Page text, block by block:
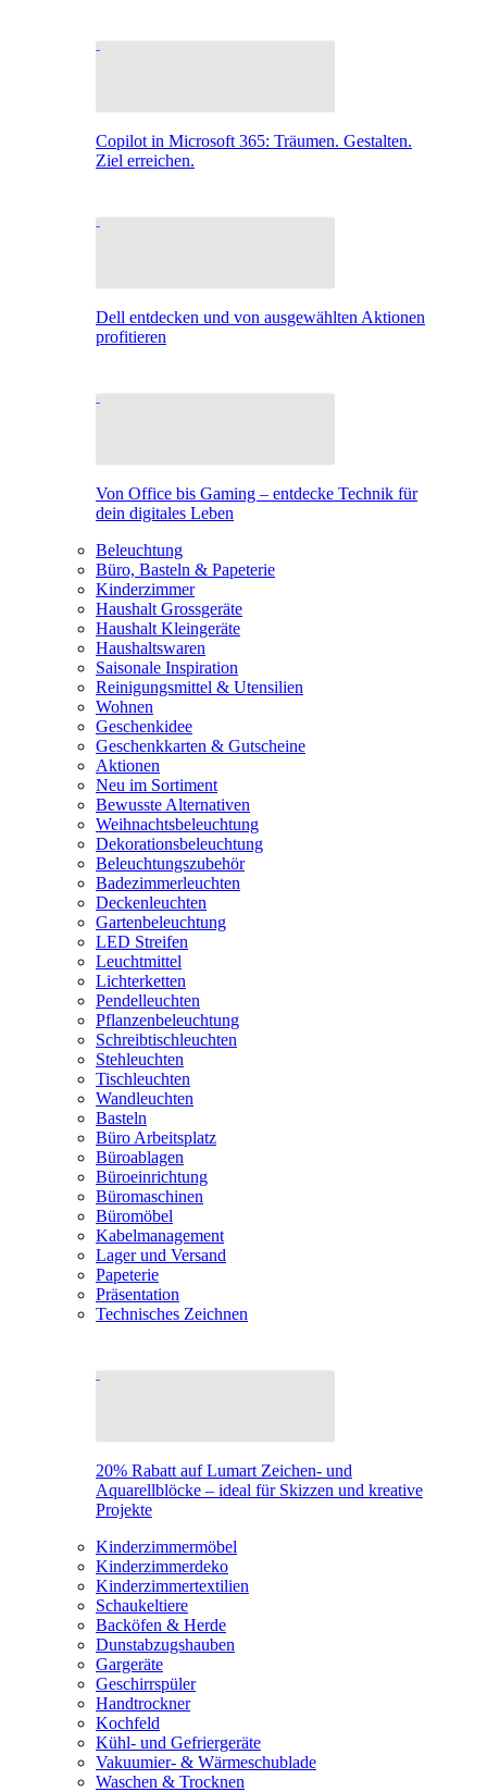
Copilot in Microsoft 365: Träumen. Gestalten.
Ziel erreichen.
Dell entdecken und von ausgewählten Aktionen
profitieren
Von Office bis Gaming – entdecke Technik für
dein digitales Leben
Beleuchtung
Büro, Basteln & Papeterie
Kinderzimmer
Haushalt Grossgeräte
Haushalt Kleingeräte
Haushaltswaren
Saisonale Inspiration
Reinigungsmittel & Utensilien
Wohnen
Geschenkidee
Geschenkkarten & Gutscheine
Aktionen
Neu im Sortiment
Bewusste Alternativen
Weihnachtsbeleuchtung
Dekorationsbeleuchtung
Beleuchtungszubehör
Badezimmerleuchten
Deckenleuchten
Gartenbeleuchtung
LED Streifen
Leuchtmittel
Lichterketten
Pendelleuchten
Pflanzenbeleuchtung
Schreibtischleuchten
Stehleuchten
Tischleuchten
Wandleuchten
Basteln
Büro Arbeitsplatz
Büroablagen
Büroeinrichtung
Büromaschinen
Büromöbel
Kabelmanagement
Lager und Versand
Papeterie
Präsentation
Technisches Zeichnen
20% Rabatt auf Lumart Zeichen- und
Aquarellblöcke – ideal für Skizzen und kreative
Projekte
Kinderzimmermöbel
Kinderzimmerdeko
Kinderzimmertextilien
Schaukeltiere
Backöfen & Herde
Dunstabzugshauben
Gargeräte
Geschirrspüler
Handtrockner
Kochfeld
Kühl- und Gefriergeräte
Vakuumier- & Wärmeschublade
Waschen & Trocknen